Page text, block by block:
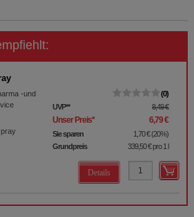
-und
0
UVP** 8,49 €
Unser Preis* 6,79 €
Sie sparen 1,70 €(20%)
Grundpreis
339,50 €pro 1 l
Details